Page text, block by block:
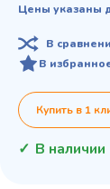
Цены указаны
В
В
Купить в 1
В наличии